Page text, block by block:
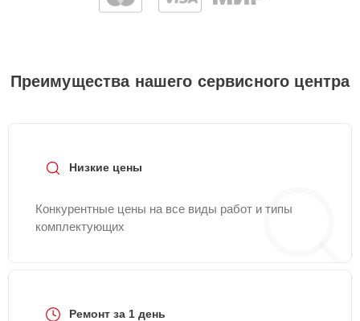
Преимущества нашего сервисного центра
Низкие цены
Конкурентные цены на все виды работ и типы
комплектующих
Ремонт за 1 день